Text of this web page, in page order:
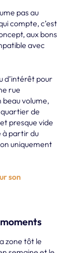
pas au
compte, c’est
aux bons
avec
d’intérêt pour
rue
volume,
quartier de
presque vide
à partir du
uniquement
son
zone tôt le